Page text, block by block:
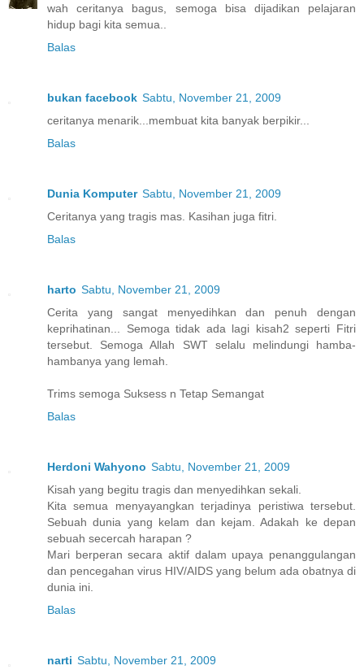
wah ceritanya bagus, semoga bisa dijadikan pelajaran
hidup bagi kita semua..
Balas
bukan facebook Sabtu, November 21, 2009
ceritanya menarik...membuat kita banyak berpikir...
Balas
Dunia Komputer Sabtu, November 21, 2009
Ceritanya yang tragis mas. Kasihan juga fitri.
Balas
harto Sabtu, November 21, 2009
Cerita yang sangat menyedihkan dan penuh dengan
keprihatinan... Semoga tidak ada lagi kisah2 seperti Fitri
tersebut. Semoga Allah SWT selalu melindungi hamba-
hambanya yang lemah.
Trims semoga Suksess n Tetap Semangat
Balas
Herdoni Wahyono Sabtu, November 21, 2009
Kisah yang begitu tragis dan menyedihkan sekali.
Kita semua menyayangkan terjadinya peristiwa tersebut.
Sebuah dunia yang kelam dan kejam. Adakah ke depan
sebuah secercah harapan ?
Mari berperan secara aktif dalam upaya penanggulangan
dan pencegahan virus HIV/AIDS yang belum ada obatnya di
dunia ini.
Balas
narti Sabtu, November 21, 2009